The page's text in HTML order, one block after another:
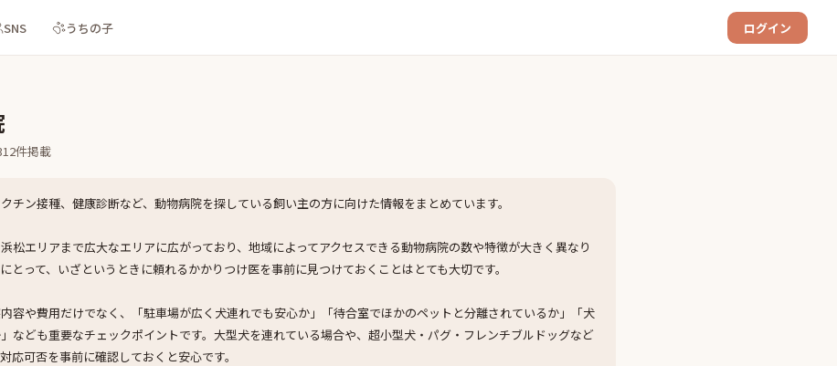
SNS うちの子 ログイン
件掲載
チン接種、健康診断など、動物病院を探している飼い主の方に向けた情報をまとめています。
松エリアまで広大なエリアに広がっており、地域によってアクセスできる動物病院の数や特徴が大きく異なり
とって、いざというときに頼れるかかりつけ医を事前に見つけておくことはとても大切です。
容や費用だけでなく、「駐車場が広く犬連れでも安心か」「待合室でほかのペットと分離されているか」「犬
なども重要なチェックポイントです。大型犬を連れている場合や、超小型犬・パグ・フレンチブルドッグなど
応可否を事前に確認しておくと安心です。